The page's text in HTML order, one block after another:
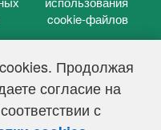
Продолжая
согласие на
с
cookie-файлов
г.
№ ФС 77-39848, выдано
связи,